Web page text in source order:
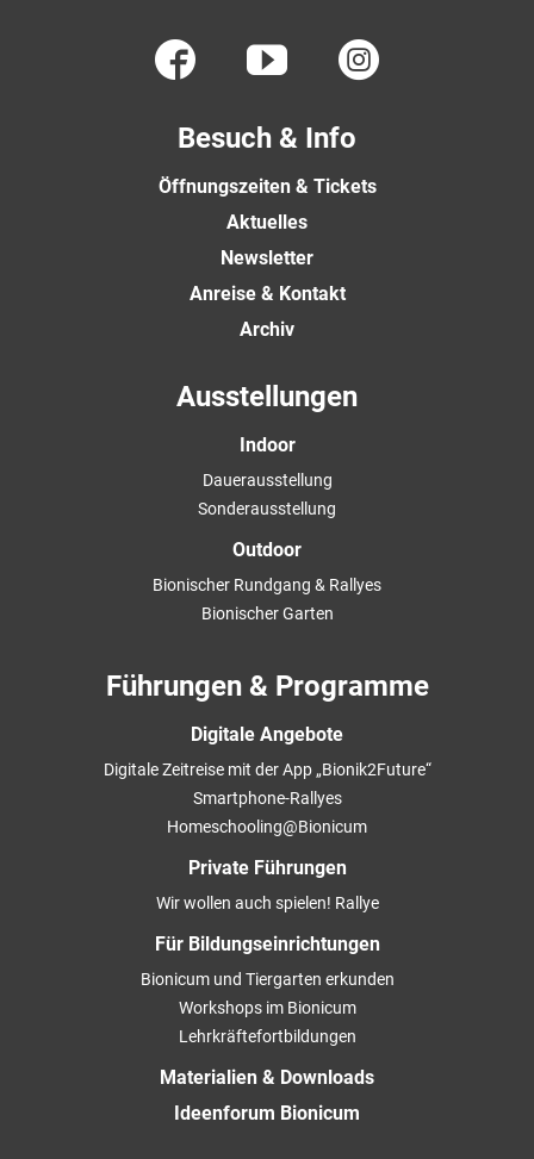
Besuch & Info
Öffnungszeiten & Tickets
Aktuelles
Newsletter
Anreise & Kontakt
Archiv
Ausstellungen
Indoor
Dauerausstellung
Sonderausstellung
Outdoor
Bionischer Rundgang & Rallyes
Bionischer Garten
Führungen & Programme
Digitale Angebote
Digitale Zeitreise mit der App „Bionik2Future“
Smartphone-Rallyes
Homeschooling@Bionicum
Private Führungen
Wir wollen auch spielen! Rallye
Für Bildungseinrichtungen
Bionicum und Tiergarten erkunden
Workshops im Bionicum
Lehrkräftefortbildungen
Materialien & Downloads
Ideenforum Bionicum